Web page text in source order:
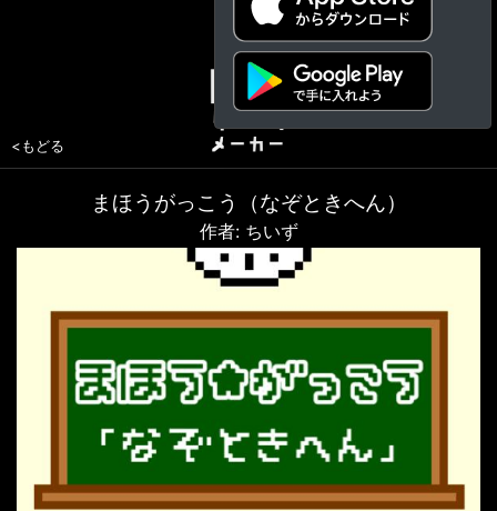
<もどる
まほうがっこう（なぞときへん）
作者: ちいず